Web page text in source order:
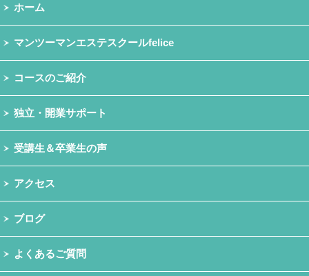
ホーム
マンツーマンエステスクールfelice
コースのご紹介
独立・開業サポート
受講生＆卒業生の声
アクセス
ブログ
よくあるご質問